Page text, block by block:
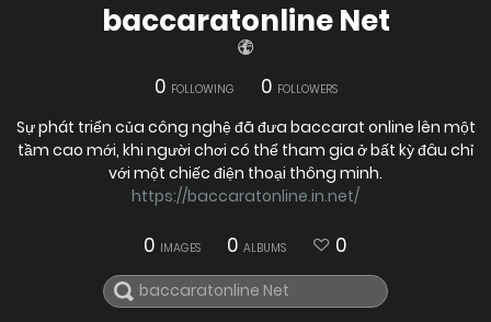
baccaratonline Net
0 FOLLOWING 0 FOLLOWERS
Sự phát triển của công nghệ đã đưa baccarat online lên một
tầm cao mới, khi người chơi có thể tham gia ở bất kỳ đâu chỉ
với một chiếc điện thoại thông minh.
https://baccaratonline.in.net/
0 IMAGES 0 ALBUMS 0